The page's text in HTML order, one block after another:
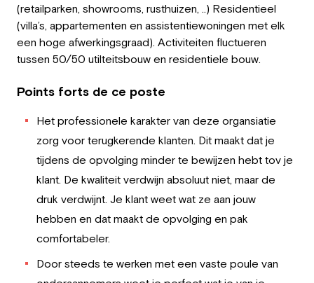
À propos de nous
Notre équipe
FR
(retailparken, showrooms, rusthuizen, ..) Residentieel
(villa’s, appartementen en assistentiewoningen met elk
een hoge afwerkingsgraad). Activiteiten fluctueren
tussen 50/50 utilteitsbouw en residentiele bouw.
Points forts de ce poste
Het professionele karakter van deze organsiatie
zorg voor terugkerende klanten. Dit maakt dat je
tijdens de opvolging minder te bewijzen hebt tov je
klant. De kwaliteit verdwijn absoluut niet, maar de
druk verdwijnt. Je klant weet wat ze aan jouw
hebben en dat maakt de opvolging en pak
comfortabeler.
Door steeds te werken met een vaste poule van